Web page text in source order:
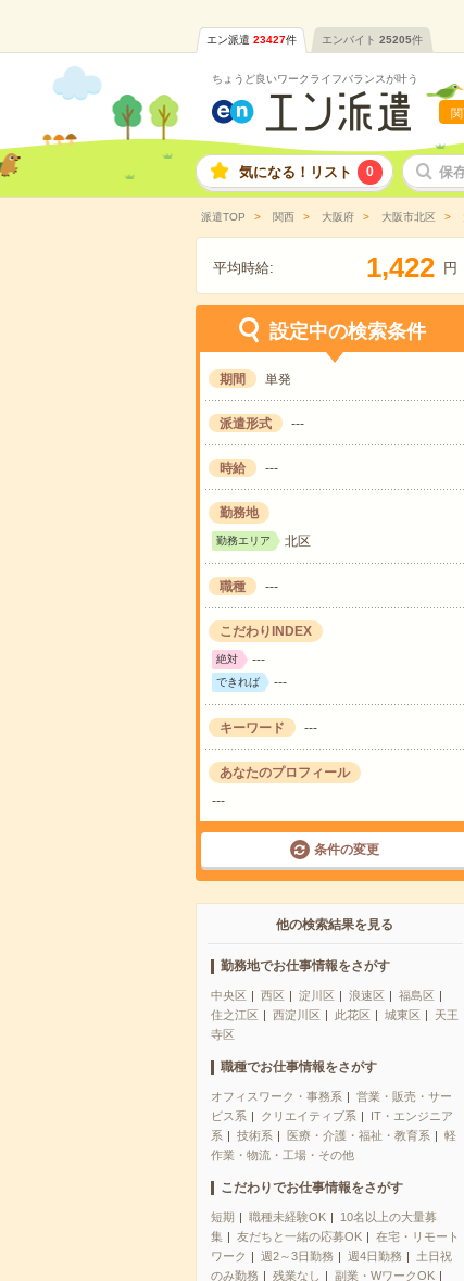
エン派遣 23427件 エンバイト 25205件
ちょうど良いワークライフバランスが叶う
気になる！リスト 0 保
派遣TOP 関西 大阪府 大阪市北区
平均時給: 1,422 円
設定中の検索条件
期間 単発
派遣形式 ---
時給 ---
勤務地
勤務エリア 北区
職種 ---
こだわりINDEX
絶対 ---
できれば ---
キーワード ---
あなたのプロフィール
---
条件の変更
他の検索結果を見る
勤務地でお仕事情報をさがす
中央区 西区 淀川区 浪速区
福島区
住之江区
西淀川区 此花区 城東区
天王
寺区
職種でお仕事情報をさがす
オフィスワーク・事務系
営業・販売・サー
ビス系
クリエイティブ系
IT・エンジニア
系
技術系 医療・介護・福祉・教育系
軽
作業・物流・工場・その他
こだわりでお仕事情報をさがす
短期 職種未経験OK
10名以上の大量募
集
友だちと一緒の応募OK
在宅・リモート
ワーク
週2～3日勤務 週4日勤務
土日祝
のみ勤務
残業なし
副業・WワークOK